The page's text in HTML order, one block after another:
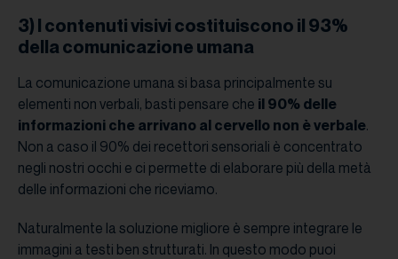
3) I contenuti visivi costituiscono il 93%
della comunicazione umana
La comunicazione umana si basa principalmente su
elementi non verbali, basti pensare che il 90% delle
informazioni che arrivano al cervello non è verbale.
Non a caso il 90% dei recettori sensoriali è concentrato
negli nostri occhi e ci permette di elaborare più della metà
delle informazioni che riceviamo.
Naturalmente la soluzione migliore è sempre integrare le
immagini a testi ben strutturati. In questo modo puoi